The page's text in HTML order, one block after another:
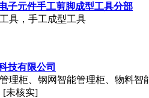
子元件手工剪脚成型工具分部
具，手工成型工具
技有限公司
理柜、钢网智能管理柜、物料智
[未核实]